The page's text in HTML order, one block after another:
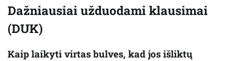
Dažniausiai užduodami klausimai
(DUK)
Kaip laikyti virtas bulves, kad jos išliktų